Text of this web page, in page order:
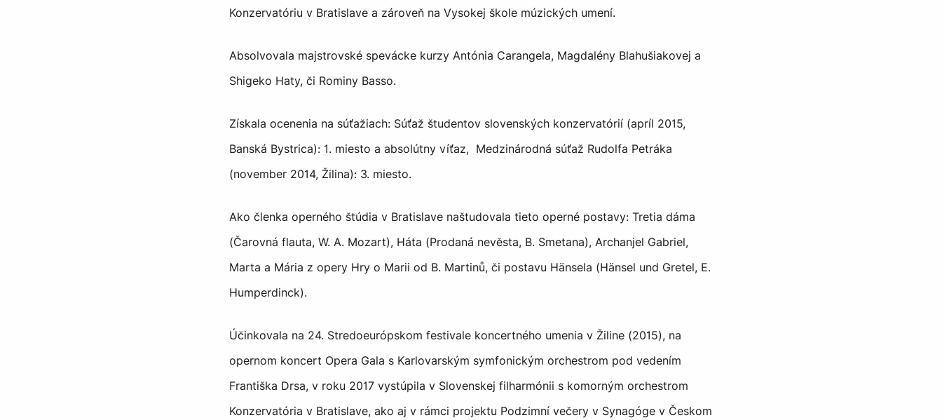
Konzervatóriu v Bratislave a zároveň na Vysokej škole múzických umení.
Absolvovala majstrovské spevácke kurzy Antónia Carangela, Magdalény Blahušiakovej a
Shigeko Haty, či Rominy Basso.
Získala ocenenia na súťažiach: Súťaž študentov slovenských konzervatórií (apríl 2015,
Banská Bystrica): 1. miesto a absolútny víťaz, Medzinárodná súťaž Rudolfa Petráka
(november 2014, Žilina): 3. miesto.
Ako členka operného štúdia v Bratislave naštudovala tieto operné postavy: Tretia dáma
(Čarovná flauta, W. A. Mozart), Háta (Prodaná nevěsta, B. Smetana), Archanjel Gabriel,
Marta a Mária z opery Hry o Marii od B. Martinů, či postavu Hänsela (Hänsel und Gretel, E.
Humperdinck).
Účinkovala na 24. Stredoeurópskom festivale koncertného umenia v Žiline (2015), na
opernom koncert Opera Gala s Karlovarským symfonickým orchestrom pod vedením
Františka Drsa, v roku 2017 vystúpila v Slovenskej filharmónii s komorným orchestrom
Konzervatória v Bratislave, ako aj v rámci projektu Podzimní večery v Synagóge v Českom